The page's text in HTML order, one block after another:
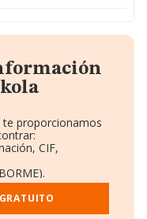
proporcionamos
CIF,
Empleados.